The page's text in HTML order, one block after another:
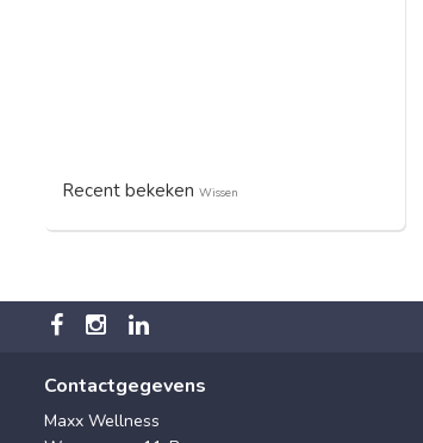
Recent bekeken Wissen
Contactgegevens
Maxx Wellness